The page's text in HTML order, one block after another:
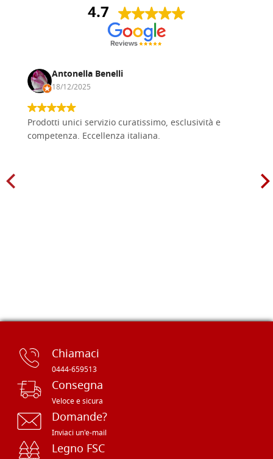
4.7
Antonella Benelli
18/12/2025
Prodotti unici servizio curatissimo, esclusività e
competenza. Eccellenza italiana.
Chiamaci
0444-659513
Consegna
Veloce e sicura
Domande?
Inviaci un'e-mail
Legno FSC